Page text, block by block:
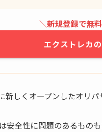
＼新規登録で無
エクストレカ
しくオープンしたオリパ
安全性に問題のあるもの